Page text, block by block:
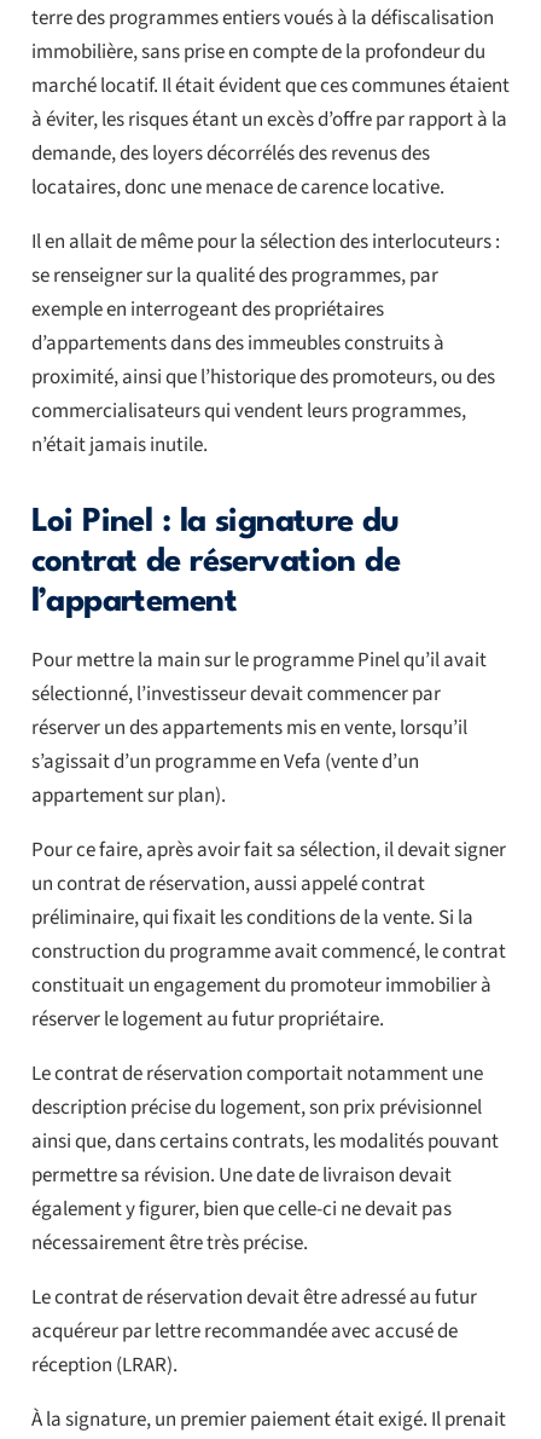
terre des programmes entiers voués à la défiscalisation
immobilière, sans prise en compte de la profondeur du
marché locatif. Il était évident que ces communes étaient
à éviter, les risques étant un excès d’offre par rapport à la
demande, des loyers décorrélés des revenus des
locataires, donc une menace de carence locative.
Il en allait de même pour la sélection des interlocuteurs :
se renseigner sur la qualité des programmes, par
exemple en interrogeant des propriétaires
d’appartements dans des immeubles construits à
proximité, ainsi que l’historique des promoteurs, ou des
commercialisateurs qui vendent leurs programmes,
n’était jamais inutile.
Loi Pinel : la signature du
contrat de réservation de
l’appartement
Pour mettre la main sur le programme Pinel qu’il avait
sélectionné, l’investisseur devait commencer par
réserver un des appartements mis en vente, lorsqu’il
s’agissait d’un programme en Vefa (vente d’un
appartement sur plan).
Pour ce faire, après avoir fait sa sélection, il devait signer
un contrat de réservation, aussi appelé contrat
préliminaire, qui fixait les conditions de la vente. Si la
construction du programme avait commencé, le contrat
constituait un engagement du promoteur immobilier à
réserver le logement au futur propriétaire.
Le contrat de réservation comportait notamment une
description précise du logement, son prix prévisionnel
ainsi que, dans certains contrats, les modalités pouvant
permettre sa révision. Une date de livraison devait
également y figurer, bien que celle-ci ne devait pas
nécessairement être très précise.
Le contrat de réservation devait être adressé au futur
acquéreur par lettre recommandée avec accusé de
réception (LRAR).
À la signature, un premier paiement était exigé. Il prenait